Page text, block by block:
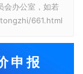
会办公室，如若
661.html
申报